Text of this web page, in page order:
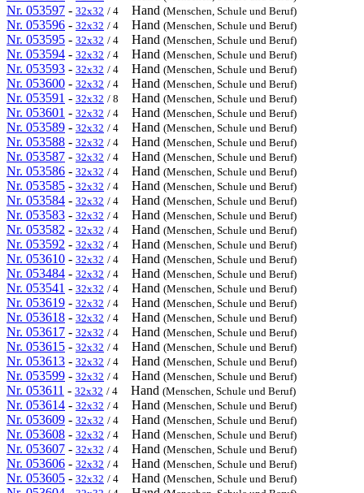
Nr. 053597 - 32x32 / 4 Hand (Menschen, Schule und Beruf)
Nr. 053596 - 32x32 / 4 Hand (Menschen, Schule und Beruf)
Nr. 053595 - 32x32 / 4 Hand (Menschen, Schule und Beruf)
Nr. 053594 - 32x32 / 4 Hand (Menschen, Schule und Beruf)
Nr. 053593 - 32x32 / 4 Hand (Menschen, Schule und Beruf)
Nr. 053600 - 32x32 / 4 Hand (Menschen, Schule und Beruf)
Nr. 053591 - 32x32 / 8 Hand (Menschen, Schule und Beruf)
Nr. 053601 - 32x32 / 4 Hand (Menschen, Schule und Beruf)
Nr. 053589 - 32x32 / 4 Hand (Menschen, Schule und Beruf)
Nr. 053588 - 32x32 / 4 Hand (Menschen, Schule und Beruf)
Nr. 053587 - 32x32 / 4 Hand (Menschen, Schule und Beruf)
Nr. 053586 - 32x32 / 4 Hand (Menschen, Schule und Beruf)
Nr. 053585 - 32x32 / 4 Hand (Menschen, Schule und Beruf)
Nr. 053584 - 32x32 / 4 Hand (Menschen, Schule und Beruf)
Nr. 053583 - 32x32 / 4 Hand (Menschen, Schule und Beruf)
Nr. 053582 - 32x32 / 4 Hand (Menschen, Schule und Beruf)
Nr. 053592 - 32x32 / 4 Hand (Menschen, Schule und Beruf)
Nr. 053610 - 32x32 / 4 Hand (Menschen, Schule und Beruf)
Nr. 053484 - 32x32 / 4 Hand (Menschen, Schule und Beruf)
Nr. 053541 - 32x32 / 4 Hand (Menschen, Schule und Beruf)
Nr. 053619 - 32x32 / 4 Hand (Menschen, Schule und Beruf)
Nr. 053618 - 32x32 / 4 Hand (Menschen, Schule und Beruf)
Nr. 053617 - 32x32 / 4 Hand (Menschen, Schule und Beruf)
Nr. 053615 - 32x32 / 4 Hand (Menschen, Schule und Beruf)
Nr. 053613 - 32x32 / 4 Hand (Menschen, Schule und Beruf)
Nr. 053599 - 32x32 / 4 Hand (Menschen, Schule und Beruf)
Nr. 053611 - 32x32 / 4 Hand (Menschen, Schule und Beruf)
Nr. 053614 - 32x32 / 4 Hand (Menschen, Schule und Beruf)
Nr. 053609 - 32x32 / 4 Hand (Menschen, Schule und Beruf)
Nr. 053608 - 32x32 / 4 Hand (Menschen, Schule und Beruf)
Nr. 053607 - 32x32 / 4 Hand (Menschen, Schule und Beruf)
Nr. 053606 - 32x32 / 4 Hand (Menschen, Schule und Beruf)
Nr. 053605 - 32x32 / 4 Hand (Menschen, Schule und Beruf)